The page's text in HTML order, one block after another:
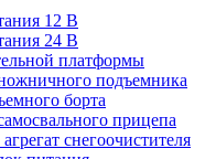
12 В
24 В
платформы
подъемника
борта
прицепа
снегоочистителя